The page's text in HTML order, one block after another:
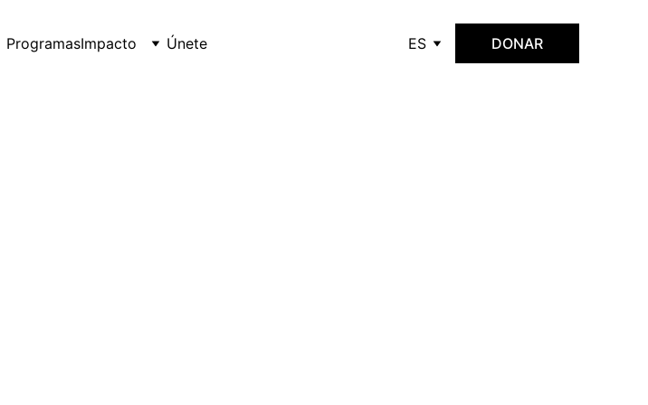
ProgramasImpacto Únete ES DONAR